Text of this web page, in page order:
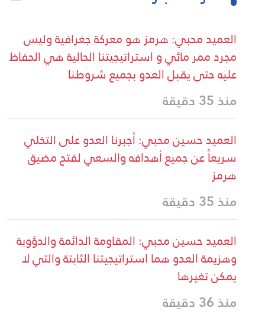
العميد محبي: هرمز هو معركة جغرافية وليس
مجرد ممر مائي و استراتيجيتنا الحالية هي الحفاظ
عليه حتى يقبل العدو بجميع شروطنا
منذ 35 دقيقة
العميد حسين محبي: أجبرنا العدو على التخلي
سريعاً عن جميع أهدافه والسعي لفتح مضيق
هرمز
منذ 35 دقيقة
العميد حسين محبي: المقاومة الدائمة والدؤوبة
وهزيمة العدو هما استراتيجيتنا الثابتة والتي لا
يمكن تغيرها
منذ 36 دقيقة